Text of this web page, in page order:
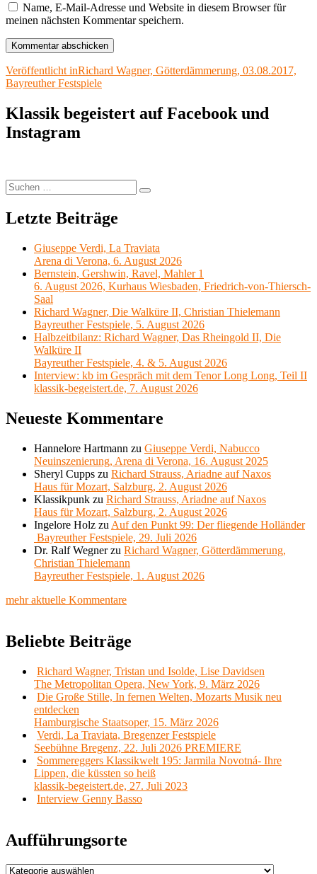
Name, E-Mail-Adresse und Website in diesem Browser für
meinen nächsten Kommentar speichern.
Beitragsnavigation
Veröffentlicht inRichard Wagner, Götterdämmerung, 03.08.2017,
Bayreuther Festspiele
Klassik begeistert auf Facebook und
Instagram
Suchen
nach:
Suchen
Letzte Beiträge
Giuseppe Verdi, La Traviata
Arena di Verona, 6. August 2026
Bernstein, Gershwin, Ravel, Mahler 1
6. August 2026, Kurhaus Wiesbaden, Friedrich-von-Thiersch-
Saal
Richard Wagner, Die Walküre II, Christian Thielemann
Bayreuther Festspiele, 5. August 2026
Halbzeitbilanz: Richard Wagner, Das Rheingold II, Die
Walküre II
Bayreuther Festspiele, 4. & 5. August 2026
Interview: kb im Gespräch mit dem Tenor Long Long, Teil II
klassik-begeistert.de, 7. August 2026
Neueste Kommentare
Hannelore Hartmann zu Giuseppe Verdi, Nabucco
Neuinszenierung, Arena di Verona, 16. August 2025
Sheryl Cupps zu Richard Strauss, Ariadne auf Naxos
Haus für Mozart, Salzburg, 2. August 2026
Klassikpunk zu Richard Strauss, Ariadne auf Naxos
Haus für Mozart, Salzburg, 2. August 2026
Ingelore Holz zu Auf den Punkt 99: Der fliegende Holländer
Bayreuther Festspiele, 29. Juli 2026
Dr. Ralf Wegnerzu Richard Wagner, Götterdämmerung,
Christian Thielemann
Bayreuther Festspiele, 1. August 2026
mehr aktuelle Kommentare
Beliebte Beiträge
Richard Wagner, Tristan und Isolde, Lise Davidsen
The Metropolitan Opera, New York, 9. März 2026
Die Große Stille, In fernen Welten, Mozarts Musik neu
entdecken
Hamburgische Staatsoper, 15. März 2026
Verdi, La Traviata, Bregenzer Festspiele
Seebühne Bregenz, 22. Juli 2026 PREMIERE
Sommereggers Klassikwelt 195: Jarmila Novotná- Ihre
Lippen, die küssten so heiß
klassik-begeistert.de, 27. Juli 2023
Interview Genny Basso
Aufführungsorte
Aufführungsorte